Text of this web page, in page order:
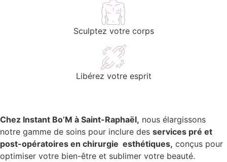
Sculptez votre corps
Libérez votre esprit
Chez Instant Bo’M à Saint-Raphaël, nous élargissons
notre gamme de soins pour inclure des services pré et
post-opératoires en chirurgie esthétiques, conçus pour
optimiser votre bien-être et sublimer votre beauté.